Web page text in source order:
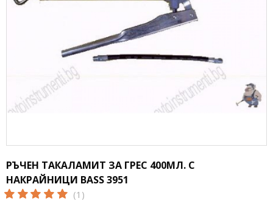
РЪЧЕН ТАКАЛАМИТ ЗА ГРЕС 400МЛ. С
НАКРАЙНИЦИ BASS 3951
(1)